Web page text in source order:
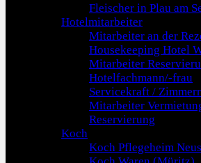
Fleischer in Plau am
Hotelmitarbeiter
Mitarbeiter an der
Housekeeping Hotel
Mitarbeiter
Hotelfachmann/-frau
Servicekraft /
Mitarbeiter
Reservierung
Koch
Koch Pflegeheim